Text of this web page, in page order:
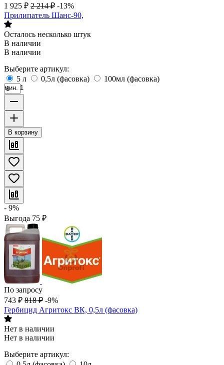
1 925 ₽ 2 214 ₽ -13%
Прилипатель Шанс-90,
Осталось несколько штук
В наличии
В наличии
Выберите артикул:
5 л
0,5л (фасовка) 100мл (фасовка)
мин. 1
В корзину
- 9%
Выгода 75 ₽
По запросу
743 ₽ 818 ₽ -9%
Гербицид Агритокс ВК, 0,5л (фасовка)
Нет в наличии
Нет в наличии
Выберите артикул: